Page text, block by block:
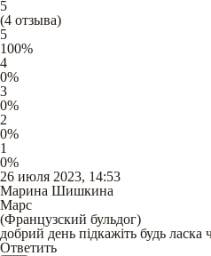
5
(4 отзыва)
5
100%
4
0%
3
0%
2
0%
1
0%
26 июля 2023, 14:53
Марина Шишкина
Марс
(Французский бульдог)
добрий день підкажіть будь
Ответить